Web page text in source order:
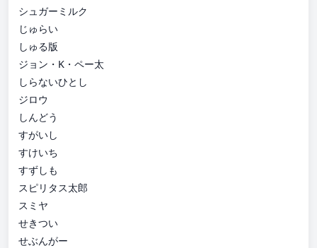
シュガーミルク
じゅらい
しゅる版
ジョン・K・ペー太
しらないひとし
ジロウ
しんどう
すがいし
すけいち
すずしも
スピリタス太郎
スミヤ
せきつい
せぶんがー